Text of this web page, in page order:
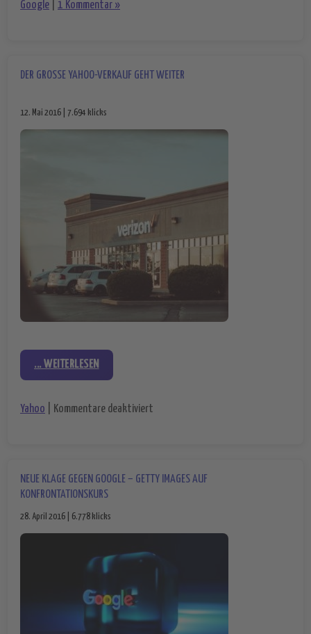
Google 1 Kommentar »
DER GROSSE YAHOO-VERKAUF GEHT WEITER
12. Mai 2016 | 7.694 klicks
... WEITERLESEN
Yahoo Kommentare deaktiviert
NEUE KLAGE GEGEN GOOGLE – GETTY IMAGES AUF
KONFRONTATIONSKURS
28. April 2016 | 6.778 klicks